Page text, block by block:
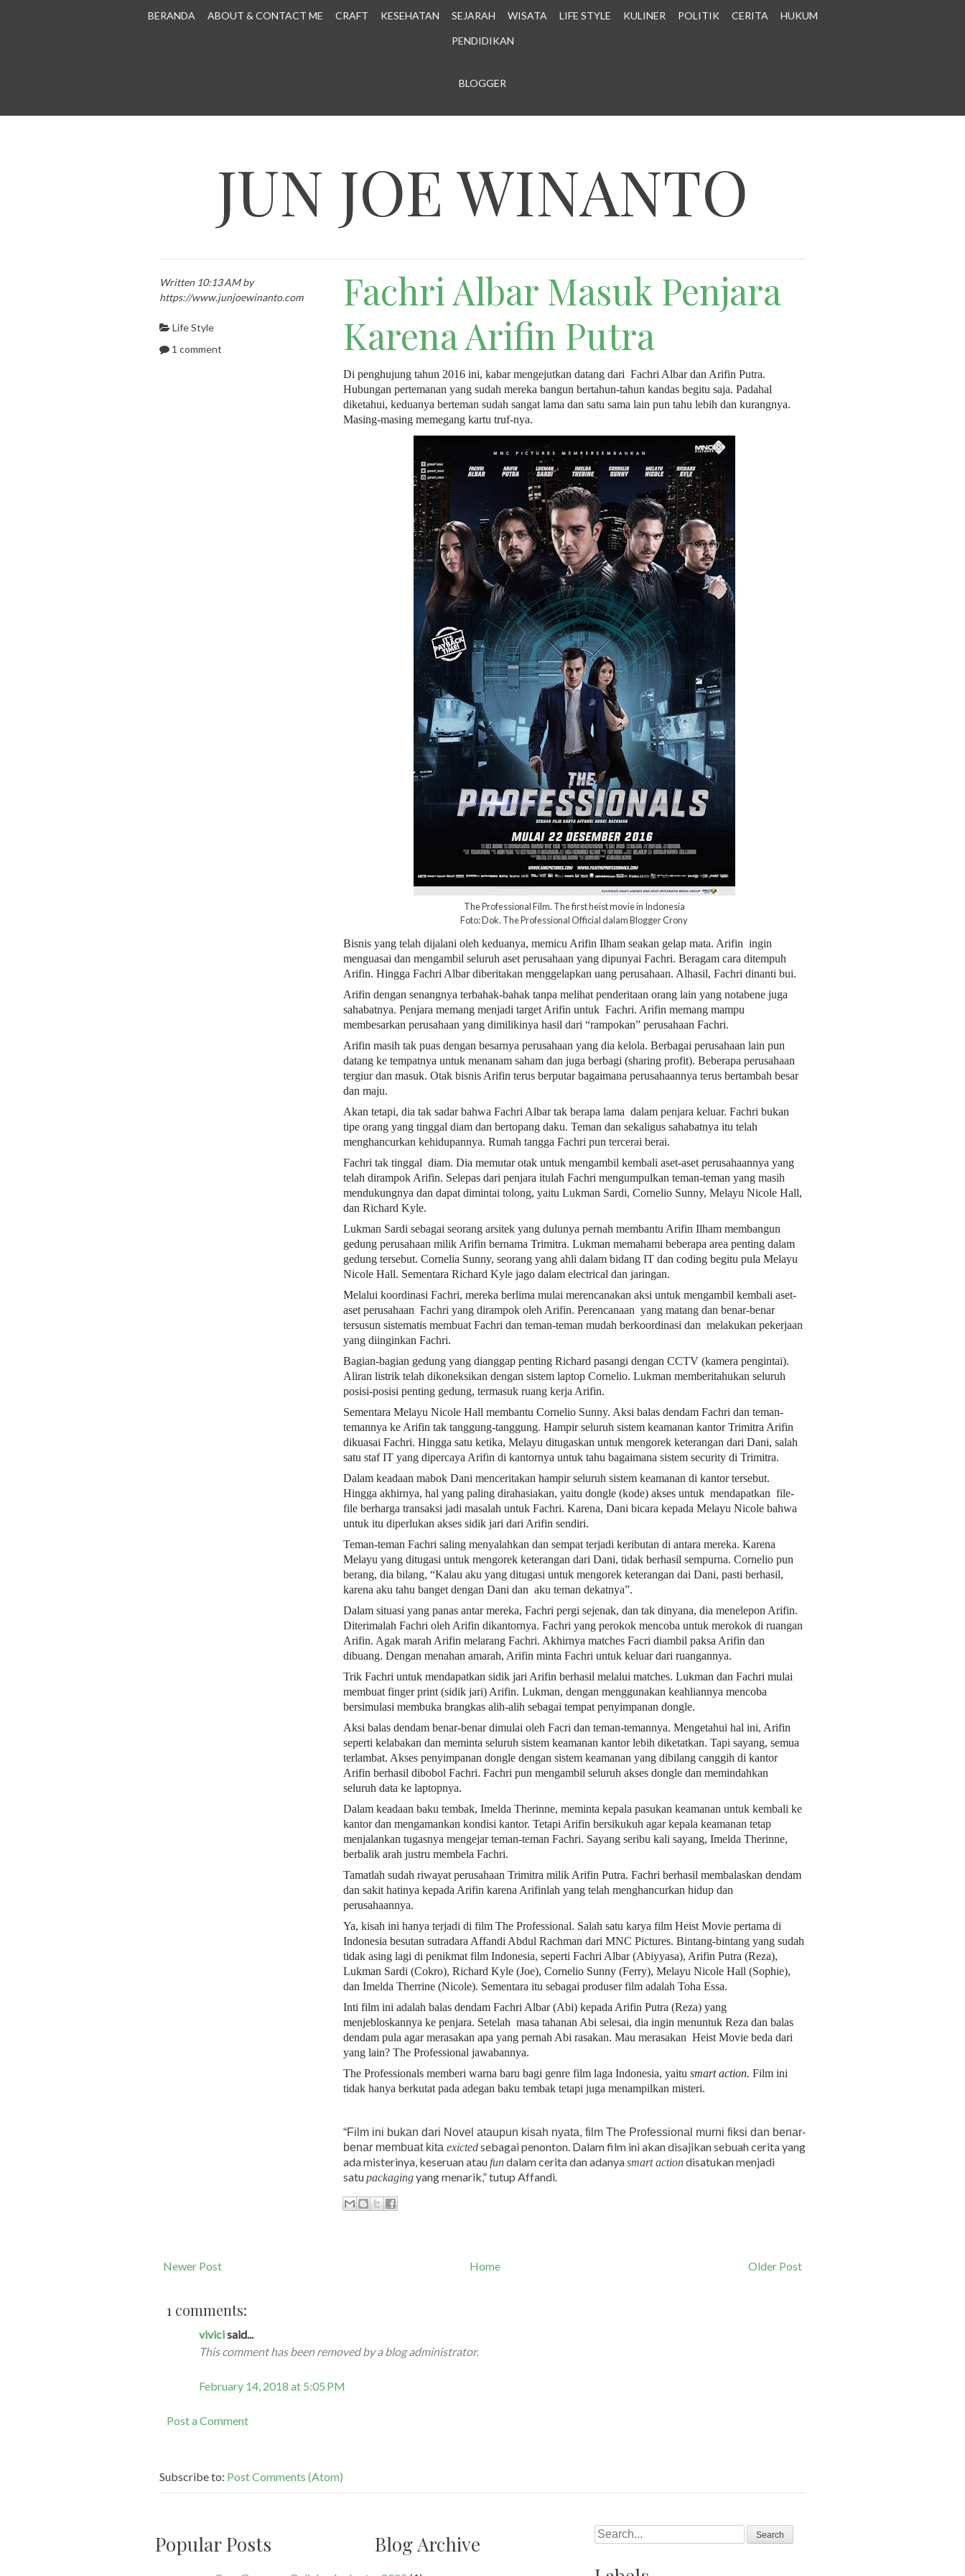
BERANDA ABOUT & CONTACT ME CRAFT KESEHATAN SEJARAH WISATA LIFE STYLE KULINER POLITIK CERITA HUKUM
PENDIDIKAN
BLOGGER
JUN JOE WINANTO
Fachri Albar Masuk Penjara
Karena Arifin Putra
Di penghujung tahun 2016 ini, kabar mengejutkan datang dari Fachri Albar dan Arifin Putra.
Hubungan pertemanan yang sudah mereka bangun bertahun-tahun kandas begitu saja. Padahal
diketahui, keduanya berteman sudah sangat lama dan satu sama lain pun tahu lebih dan kurangnya.
Masing-masing memegang kartu truf-nya.
The Professional Film. The first heist movie in Indonesia
Foto: Dok. The Professional Official dalam Blogger Crony
Bisnis yang telah dijalani oleh keduanya, memicu Arifin Ilham seakan gelap mata. Arifin ingin
menguasai dan mengambil seluruh aset perusahaan yang dipunyai Fachri. Beragam cara ditempuh
Arifin. Hingga Fachri Albar diberitakan menggelapkan uang perusahaan. Alhasil, Fachri dinanti bui.
Arifin dengan senangnya terbahak-bahak tanpa melihat penderitaan orang lain yang notabene juga
sahabatnya. Penjara memang menjadi target Arifin untuk Fachri. Arifin memang mampu
membesarkan perusahaan yang dimilikinya hasil dari “rampokan” perusahaan Fachri.
Arifin masih tak puas dengan besarnya perusahaan yang dia kelola. Berbagai perusahaan lain pun
datang ke tempatnya untuk menanam saham dan juga berbagi (sharing profit). Beberapa perusahaan
tergiur dan masuk. Otak bisnis Arifin terus berputar bagaimana perusahaannya terus bertambah besar
dan maju.
Akan tetapi, dia tak sadar bahwa Fachri Albar tak berapa lama dalam penjara keluar. Fachri bukan
tipe orang yang tinggal diam dan bertopang daku. Teman dan sekaligus sahabatnya itu telah
menghancurkan kehidupannya. Rumah tangga Fachri pun tercerai berai.
Fachri tak tinggal diam. Dia memutar otak untuk mengambil kembali aset-aset perusahaannya yang
telah dirampok Arifin. Selepas dari penjara itulah Fachri mengumpulkan teman-teman yang masih
mendukungnya dan dapat dimintai tolong, yaitu Lukman Sardi, Cornelio Sunny, Melayu Nicole Hall,
dan Richard Kyle.
Lukman Sardi sebagai seorang arsitek yang dulunya pernah membantu Arifin Ilham membangun
gedung perusahaan milik Arifin bernama Trimitra. Lukman memahami beberapa area penting dalam
gedung tersebut. Cornelia Sunny, seorang yang ahli dalam bidang IT dan coding begitu pula Melayu
Nicole Hall. Sementara Richard Kyle jago dalam electrical dan jaringan.
Melalui koordinasi Fachri, mereka berlima mulai merencanakan aksi untuk mengambil kembali aset-
aset perusahaan Fachri yang dirampok oleh Arifin. Perencanaan yang matang dan benar-benar
tersusun sistematis membuat Fachri dan teman-teman mudah berkoordinasi dan melakukan pekerjaan
yang diinginkan Fachri.
Bagian-bagian gedung yang dianggap penting Richard pasangi dengan CCTV (kamera pengintai).
Aliran listrik telah dikoneksikan dengan sistem laptop Cornelio. Lukman memberitahukan seluruh
posisi-posisi penting gedung, termasuk ruang kerja Arifin.
Sementara Melayu Nicole Hall membantu Cornelio Sunny. Aksi balas dendam Fachri dan teman-
temannya ke Arifin tak tanggung-tanggung. Hampir seluruh sistem keamanan kantor Trimitra Arifin
dikuasai Fachri. Hingga satu ketika, Melayu ditugaskan untuk mengorek keterangan dari Dani, salah
satu staf IT yang dipercaya Arifin di kantornya untuk tahu bagaimana sistem security di Trimitra.
Dalam keadaan mabok Dani menceritakan hampir seluruh sistem keamanan di kantor tersebut.
Hingga akhirnya, hal yang paling dirahasiakan, yaitu dongle (kode) akses untuk mendapatkan file-
file berharga transaksi jadi masalah untuk Fachri. Karena, Dani bicara kepada Melayu Nicole bahwa
untuk itu diperlukan akses sidik jari dari Arifin sendiri.
Teman-teman Fachri saling menyalahkan dan sempat terjadi keributan di antara mereka. Karena
Melayu yang ditugasi untuk mengorek keterangan dari Dani, tidak berhasil sempurna. Cornelio pun
berang, dia bilang, “Kalau aku yang ditugasi untuk mengorek keterangan dai Dani, pasti berhasil,
karena aku tahu banget dengan Dani dan aku teman dekatnya”.
Dalam situasi yang panas antar mereka, Fachri pergi sejenak, dan tak dinyana, dia menelepon Arifin.
Diterimalah Fachri oleh Arifin dikantornya. Fachri yang perokok mencoba untuk merokok di ruangan
Arifin. Agak marah Arifin melarang Fachri. Akhirnya matches Facri diambil paksa Arifin dan
dibuang. Dengan menahan amarah, Arifin minta Fachri untuk keluar dari ruangannya.
Trik Fachri untuk mendapatkan sidik jari Arifin berhasil melalui matches. Lukman dan Fachri mulai
membuat finger print (sidik jari) Arifin. Lukman, dengan menggunakan keahliannya mencoba
bersimulasi membuka brangkas alih-alih sebagai tempat penyimpanan dongle.
Aksi balas dendam benar-benar dimulai oleh Facri dan teman-temannya. Mengetahui hal ini, Arifin
seperti kelabakan dan meminta seluruh sistem keamanan kantor lebih diketatkan. Tapi sayang, semua
terlambat. Akses penyimpanan dongle dengan sistem keamanan yang dibilang canggih di kantor
Arifin berhasil dibobol Fachri. Fachri pun mengambil seluruh akses dongle dan memindahkan
seluruh data ke laptopnya.
Dalam keadaan baku tembak, Imelda Therinne, meminta kepala pasukan keamanan untuk kembali ke
kantor dan mengamankan kondisi kantor. Tetapi Arifin bersikukuh agar kepala keamanan tetap
menjalankan tugasnya mengejar teman-teman Fachri. Sayang seribu kali sayang, Imelda Therinne,
berbalik arah justru membela Fachri.
Tamatlah sudah riwayat perusahaan Trimitra milik Arifin Putra. Fachri berhasil membalaskan dendam
dan sakit hatinya kepada Arifin karena Arifinlah yang telah menghancurkan hidup dan
perusahaannya.
Ya, kisah ini hanya terjadi di film The Professional. Salah satu karya film Heist Movie pertama di
Indonesia besutan sutradara Affandi Abdul Rachman dari MNC Pictures. Bintang-bintang yang sudah
tidak asing lagi di penikmat film Indonesia, seperti Fachri Albar (Abiyyasa), Arifin Putra (Reza),
Lukman Sardi (Cokro), Richard Kyle (Joe), Cornelio Sunny (Ferry), Melayu Nicole Hall (Sophie),
dan Imelda Therrine (Nicole). Sementara itu sebagai produser film adalah Toha Essa.
Inti film ini adalah balas dendam Fachri Albar (Abi) kepada Arifin Putra (Reza) yang
menjebloskannya ke penjara. Setelah masa tahanan Abi selesai, dia ingin menuntuk Reza dan balas
dendam pula agar merasakan apa yang pernah Abi rasakan. Mau merasakan Heist Movie beda dari
yang lain? The Professional jawabannya.
The Professionals memberi warna baru bagi genre film laga Indonesia, yaitu smart action. Film ini
tidak hanya berkutat pada adegan baku tembak tetapi juga menampilkan misteri.
“Film ini bukan dari Novel ataupun kisah nyata, film The Professional murni fiksi dan benar-
benar membuat kita exictedsebagai penonton. Dalam film ini akan disajikan sebuah cerita yang
ada misterinya, keseruan atau fundalam cerita dan adanyasmart actiondisatukan menjadi
satupackagingyang menarik,” tutup Affandi.
Written 10:13 AM by
https://www.junjoewinanto.com
Life Style
1 comment
Newer Post Older Post
Home
1 comments:
vivicisaid...
This comment has been removed by a blog administrator.
February 14, 2018 at 5:05 PM
Post a Comment
Subscribe to: Post Comments (Atom)
Popular Posts Blog Archive Search